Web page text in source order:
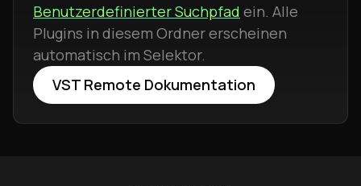
Benutzerdefinierter Suchpfad ein. Alle
Plugins in diesem Ordner erscheinen
automatisch im Selektor.
VST Remote Dokumentation